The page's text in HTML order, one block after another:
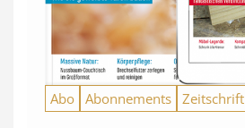
Abo Abonnements Zeitschrift